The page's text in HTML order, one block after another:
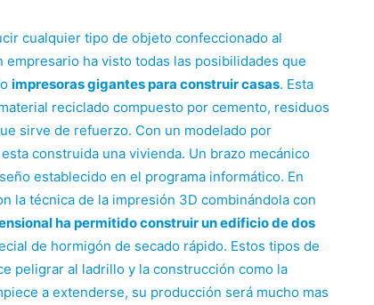
cualquier tipo de objeto confeccionado al
ha visto todas las posibilidades que
impresoras gigantes para construir casas. Esta
reciclado compuesto por cemento, residuos
sirve de refuerzo. Con un modelado por
construida una vivienda. Un brazo mecánico
establecido en el programa informático. En
la técnica de la impresión 3D combinándola con
ha permitido construir un edificio de dos
de hormigón de secado rápido. Estos tipos de
peligrar al ladrillo y la construcción como la
a extenderse, su producción será mucho mas